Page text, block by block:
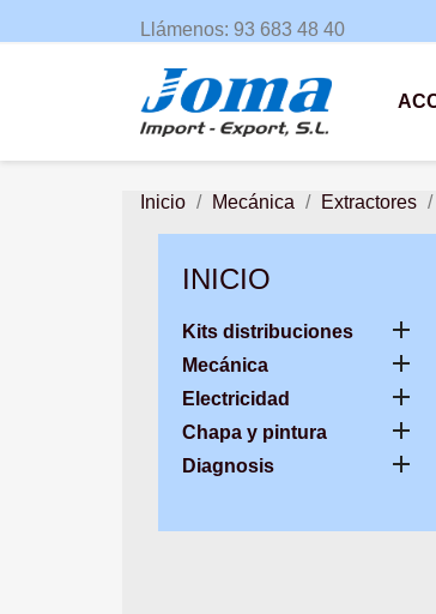
Llámenos: 93 683 48 40
Inicio Mecánica Extractores
INICIO
Kits distribuciones 
Mecánica 
Electricidad 
Chapa y pintura 
Diagnosis 